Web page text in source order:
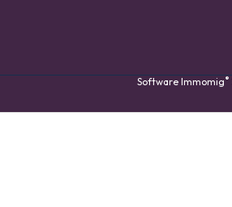
Software Immomig®